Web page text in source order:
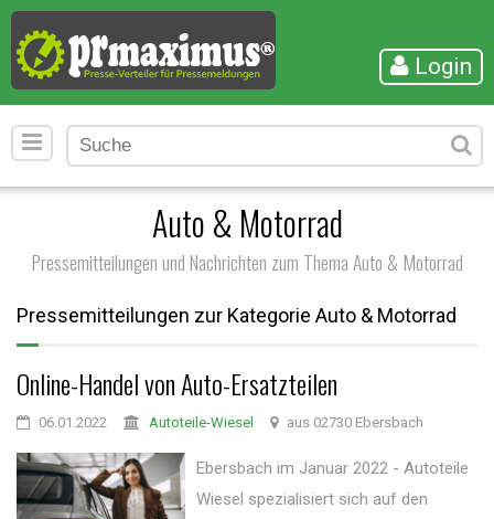
Login
Auto & Motorrad
Pressemitteilungen und Nachrichten zum Thema Auto & Motorrad
Pressemitteilungen zur Kategorie Auto & Motorrad
Online-Handel von Auto-Ersatzteilen
06.01.2022 Autoteile-Wiesel aus 02730 Ebersbach
Ebersbach im Januar 2022 - Autoteile
Wiesel spezialisiert sich auf den